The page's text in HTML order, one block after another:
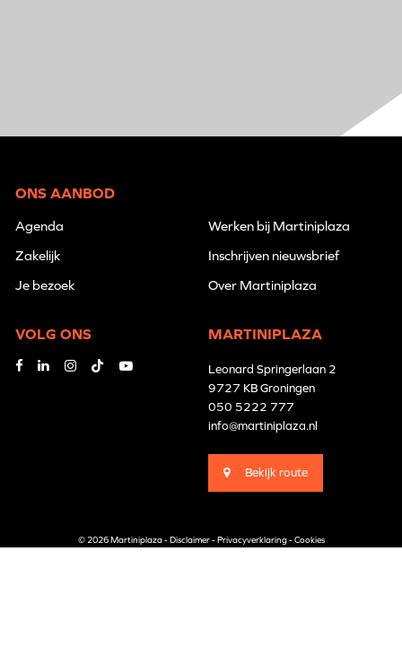
ONS AANBOD
Agenda
Zakelijk
Je bezoek
Werken bij Martiniplaza
Inschrijven nieuwsbrief
Over Martiniplaza
VOLG ONS MARTINIPLAZA
Leonard Springerlaan 2
9727 KB Groningen
050 5222 777
info@martiniplaza.nl
Bekijk route
© 2026 Martiniplaza -Disclaimer-Privacyverklaring-Cookies